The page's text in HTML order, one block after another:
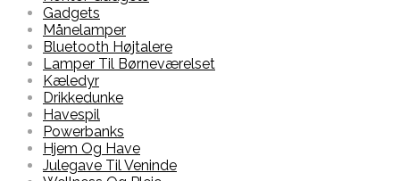
Gadgets
Månelamper
Bluetooth Højtalere
Lamper Til Børneværelset
Kæledyr
Drikkedunke
Havespil
Powerbanks
Hjem Og Have
Julegave Til Veninde